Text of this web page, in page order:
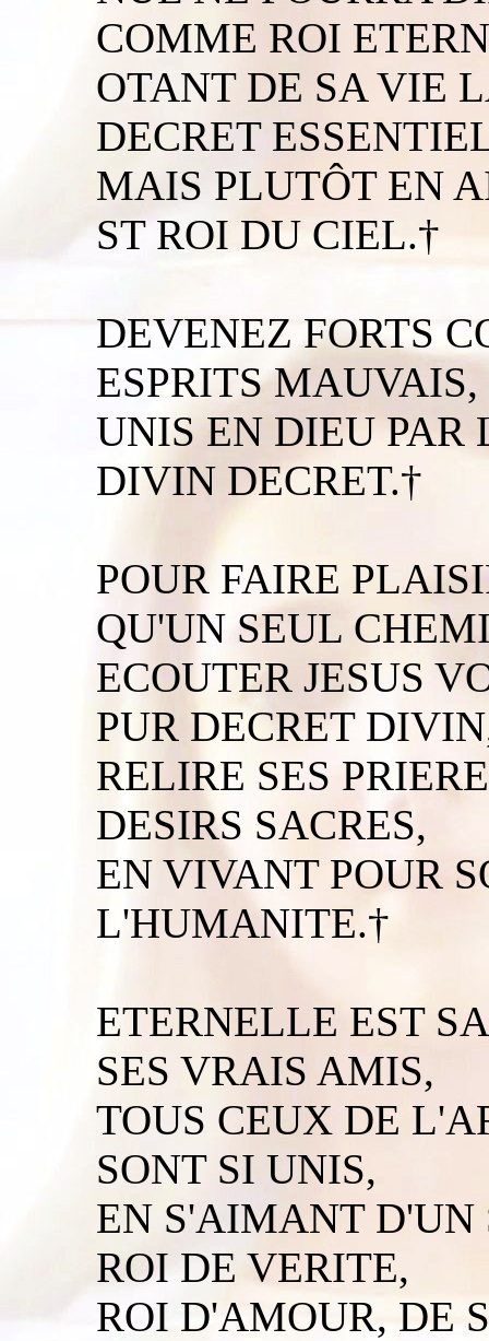
COMME ROI
OTANT DE SA VIE
DECRET
MAIS PLUTÔT EN
ST ROI DU CIEL.†
DEVENEZ FORTS
ESPRITS MAUVAIS,
UNIS EN DIEU PAR
DIVIN DECRET.†
POUR FAIRE
QU'UN SEUL
ECOUTER JESUS
PUR DECRET
RELIRE SES
DESIRS SACRES,
EN VIVANT POUR
L'HUMANITE.†
ETERNELLE EST
SES VRAIS AMIS,
TOUS CEUX DE
SONT SI UNIS,
EN S'AIMANT D'UN
ROI DE VERITE,
ROI D'AMOUR, DE